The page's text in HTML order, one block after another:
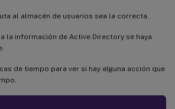
al almacén de usuarios sea la correcta.
la información de Active Directory se haya
de tiempo para ver si hay alguna acción que